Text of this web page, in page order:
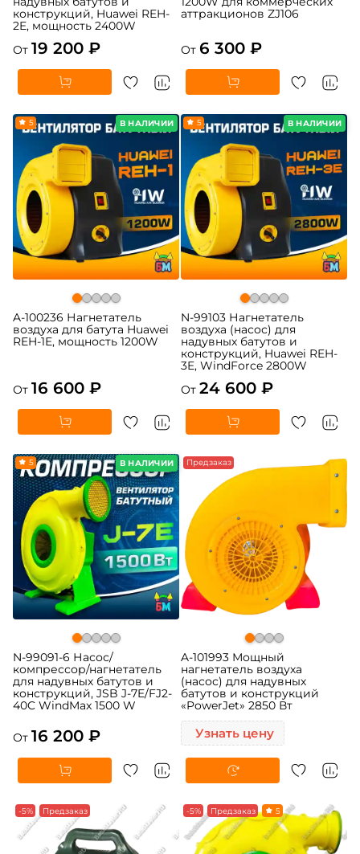
конструкций, Huawei REH-
2E, мощность 2400W
От 19 200 ₽
аттракционов ZJ106
От 6 300 ₽
В НАЛИЧИИ
5
A-100236 Нагнетатель
воздуха для батута Huawei
REH-1E, мощность 1200W
От 16 600 ₽
В НАЛИЧИИ
5
N-99103 Нагнетатель
воздуха (насос) для
надувных батутов и
конструкций, Huawei REH-
3E, WindForce 2800W
От 24 600 ₽
В НАЛИЧИИ
5
N-99091-6 Насос/
компрессор/нагнетатель
для надувных батутов и
конструкций, JSB J-7E/FJ2-
40C WindMax 1500 W
От 16 200 ₽
Предзаказ
A-101993 Мощный
нагнетатель воздуха
(насос) для надувных
батутов и конструкций
«PowerJet» 2850 Вт
Узнать цену
-5% Предзаказ -5% Предзаказ 5